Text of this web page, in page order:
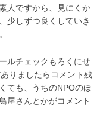
人ですから、見にくか
少しずつ良くしていき
ルチェックもろくにせ
りましたらコメント残
ても、うちのNPOのほ
屋さんとかがコメント